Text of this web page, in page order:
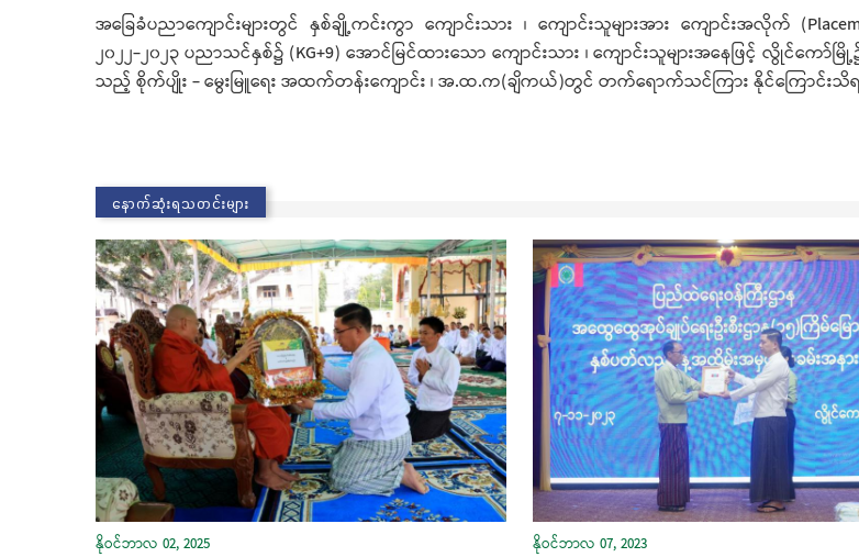
အခြေခံပညာကျောင်းများတွင် နှစ်ချို့ကင်းကွာ ကျောင်းသား ၊ ကျောင်းသူများအား ကျောင်းအလိုက်
၂၀၂၂-၂၀၂၃ ပညာသင်နှစ်၌ (KG+9) အောင်မြင်ထားသော ကျောင်းသား ၊ ကျောင်းသူများအနေဖြင့် လွိုင်
သည့် စိုက်ပျိုး - မွေးမြူရေး အထက်တန်းကျောင်း ၊ အ.ထ.က(ချိကယ်)တွင် တက်ရောက်သင်ကြား နိုင်ကြောင်း
နောက်ဆုံးရသတင်းများ
နိုဝင်ဘာလ 02, 2025 နိုဝင်ဘာလ 07, 2023